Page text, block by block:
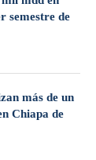
semestre de
más de un
Chiapa de